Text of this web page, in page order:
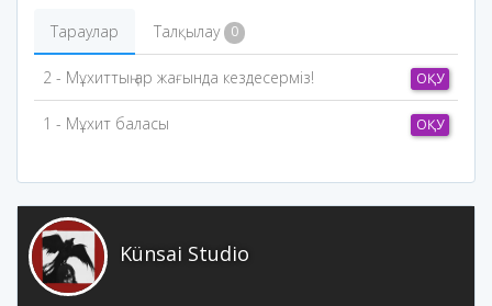
Тараулар Талқылау 0
2 - Мұхиттың ар жағында кездесерміз! ОҚУ
1 - Мұхит баласы ОҚУ
Künsai Studio